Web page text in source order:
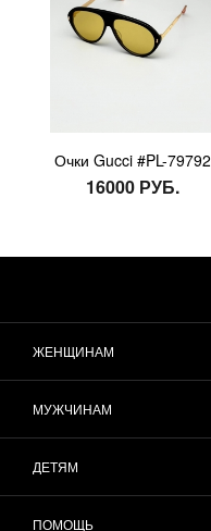
Очки Gucci #PL-79792
16000 РУБ.
ЖЕНЩИНАМ
МУЖЧИНАМ
ДЕТЯМ
ПОМОЩЬ